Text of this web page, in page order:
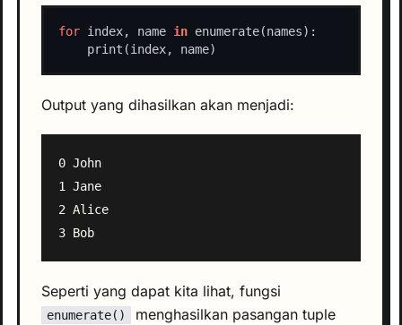
for index, name in
Output yang dihasilkan akan menjadi:
0 John
1 Jane
2 Alice
Seperti yang dapat kita lihat, fungsi
enumerate()
menghasilkan pasangan tuple